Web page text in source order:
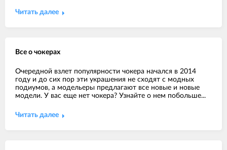
Читать далее
Все о чокерах
Очередной взлет популярности чокера начался в 2014
году и до сих пор эти украшения не сходят с модных
подиумов, а модельеры предлагают все новые и новые
модели. У вас еще нет чокера? Узнайте о нем побольше...
Читать далее